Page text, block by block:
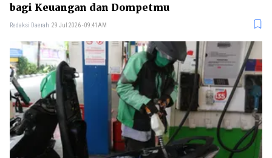
bagi Keuangan dan Dompetmu
Redaksi Daerah 29 Jul 2026 - 09:41AM